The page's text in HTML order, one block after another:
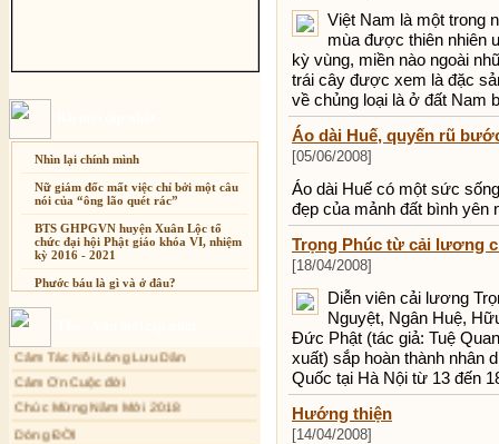
Nhìn lại chính mình
Nữ giám đốc mất việc chỉ bởi một câu
nói của “ông lão quét rác”
BTS GHPGVN huyện Xuân Lộc tổ
chức đại hội Phật giáo khóa VI, nhiệm
kỳ 2016 - 2021
Phước báu là gì và ở đâu?
Sự thương-ghét của con người
Cải đạo: Nguyên nhân & giải pháp
Nỗi lòng của các bệnh nhân nghèo
An Giang: Tịnh thất Quy Nguyên
phát quà từ thiện tại xã Cư Yang
Xuân Thi
Cảm Tác Nỗi Lòng Lưu Dân
Cảm Ơn Cuộc đời
Chúc Mừng Năm Mới 2018
Dòng ĐỜI
Việt Nam là một trong
mùa được thiên nhiên
kỳ vùng, miền nào ngoài
trái cây được xem là đặc
về chủng loại là ở đất Nam
Áo dài Huế, quyến rũ
[05/06/2008]
Áo dài Huế có một sức
đẹp của mảnh đất bình yên
Trọng Phúc từ cải lương
[18/04/2008]
Diễn viên cải lương
Nguyệt, Ngân Huệ,
Đức Phật (tác giả: Tuệ
xuất) sắp hoàn thành nhân
Quốc tại Hà Nội từ 13 đến
Hướng thiện
[14/04/2008]